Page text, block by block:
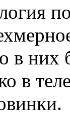
в них
в